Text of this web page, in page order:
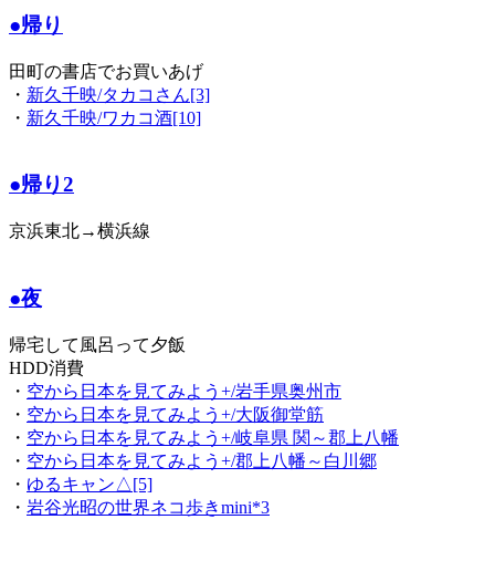
●帰り
田町の書店でお買いあげ
・ 新久千映/タカコさん[3]
・ 新久千映/ワカコ酒[10]
●帰り2
京浜東北→横浜線
●夜
帰宅して風呂って夕飯
HDD消費
・ 空から日本を見てみよう+/岩手県奥州市
・ 空から日本を見てみよう+/大阪御堂筋
・ 空から日本を見てみよう+/岐阜県 関～郡上八幡
・ 空から日本を見てみよう+/郡上八幡～白川郷
・ ゆるキャン△[5]
・ 岩谷光昭の世界ネコ歩きmini*3